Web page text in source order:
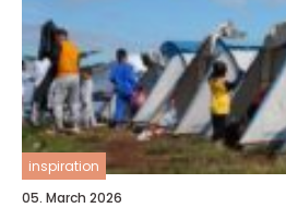
inspiration
05. March 2026